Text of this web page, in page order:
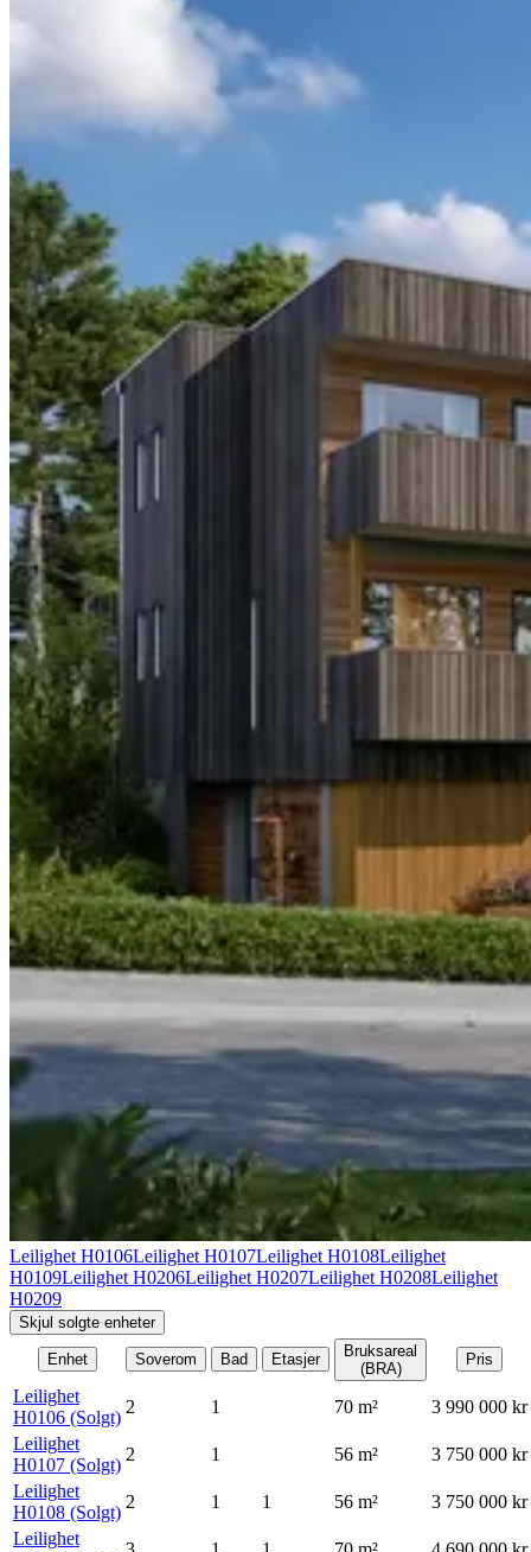
Leilighet H0106Leilighet H0107Leilighet H0108Leilighet
H0109Leilighet H0206Leilighet H0207Leilighet H0208Leilighet
H0209
Skjul solgte enheter
Enhet Soverom Bad Etasjer
Bruksareal
(BRA)
Pris
Leilighet
H0106 (Solgt)
2 1 70 m²
3 990 000 kr
Leilighet
H0107 (Solgt)
2 1 56 m²
3 750 000 kr
Leilighet
H0108 (Solgt)
2 1 1 56 m²
3 750 000 kr
Leilighet